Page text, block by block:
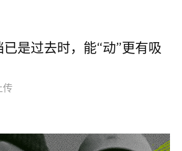
已是过去时，能“动”更有吸
传